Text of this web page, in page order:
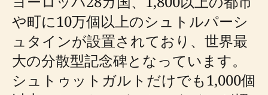
や町に10万個以上のシュトルパーシ
ュタインが設置されており、世界最
大の分散型記念碑となっています。
シュトゥットガルトだけでも1,000個